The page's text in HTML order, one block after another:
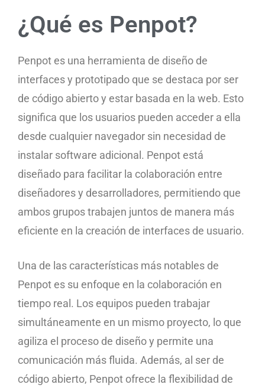
¿Qué es Penpot?
Penpot es una herramienta de diseño de
interfaces y prototipado que se destaca por ser
de código abierto y estar basada en la web. Esto
significa que los usuarios pueden acceder a ella
desde cualquier navegador sin necesidad de
instalar software adicional. Penpot está
diseñado para facilitar la colaboración entre
diseñadores y desarrolladores, permitiendo que
ambos grupos trabajen juntos de manera más
eficiente en la creación de interfaces de usuario.
Una de las características más notables de
Penpot es su enfoque en la colaboración en
tiempo real. Los equipos pueden trabajar
simultáneamente en un mismo proyecto, lo que
agiliza el proceso de diseño y permite una
comunicación más fluida. Además, al ser de
código abierto, Penpot ofrece la flexibilidad de